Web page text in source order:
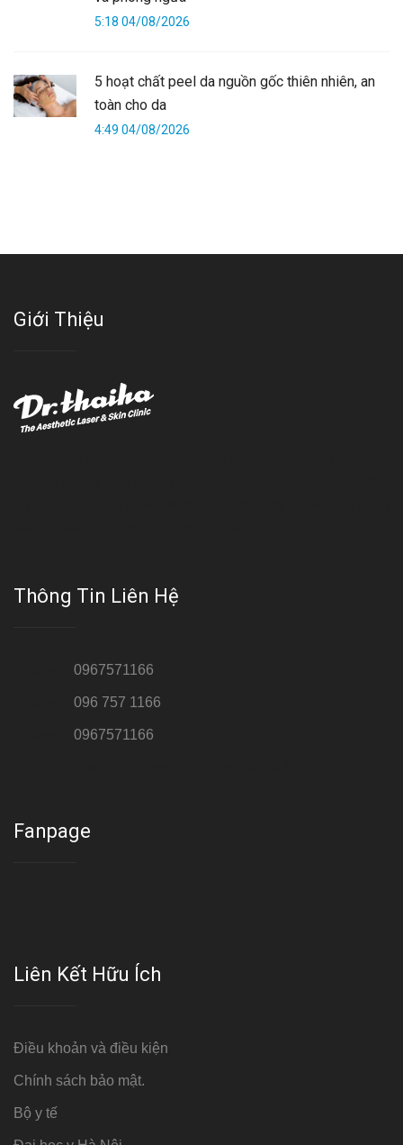
5:18 04/08/2026
5 hoạt chất peel da nguồn gốc thiên nhiên, an
toàn cho da
4:49 04/08/2026
Giới Thiệu
Thông Tin Liên Hệ
0967571166
096 757 1166
0967571166
Fanpage
Liên Kết Hữu Ích
Điều khoản và điều kiện
Chính sách bảo mật.
Bộ y tế